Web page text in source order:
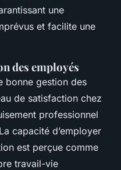
une
et facilite une
des employés
bonne gestion des
de satisfaction chez
professionnel
capacité d’employer
est perçue comme
travail-vie